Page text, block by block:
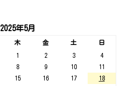
2025年5月
木 金 土
日
1
2 3
4
8 9 10
11
15 16 17
18